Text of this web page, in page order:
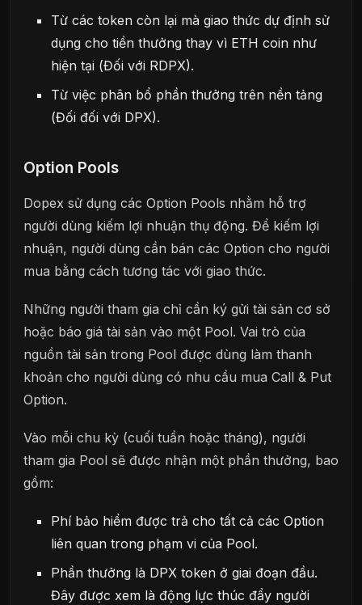
Từ các token còn lại mà giao thức dự định sử
dụng cho tiền thưởng thay vì ETH coin như
hiện tại (Đối với RDPX).
Từ việc phân bổ phần thưởng trên nền tảng
(Đối đối với DPX).
Option Pools
Dopex sử dụng các Option Pools nhằm hỗ trợ
người dùng kiếm lợi nhuận thụ động. Để kiếm lợi
nhuận, người dùng cần bán các Option cho người
mua bằng cách tương tác với giao thức.
Những người tham gia chỉ cần ký gửi tài sản cơ sở
hoặc báo giá tài sản vào một Pool. Vai trò của
nguồn tài sản trong Pool được dùng làm thanh
khoản cho người dùng có nhu cầu mua Call & Put
Option.
Vào mỗi chu kỳ (cuối tuần hoặc tháng), người
tham gia Pool sẽ được nhận một phần thưởng, bao
gồm:
Phí bảo hiểm được trả cho tất cả các Option
liên quan trong phạm vi của Pool.
Phần thưởng là DPX token ở giai đoạn đầu.
Đây được xem là động lực thúc đẩy người